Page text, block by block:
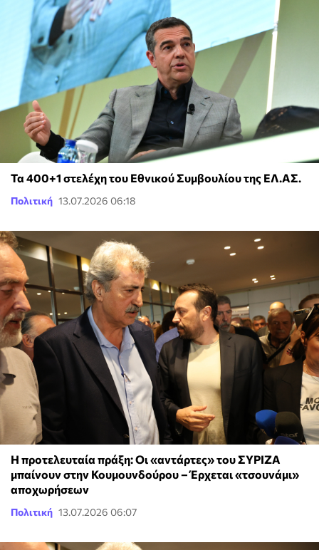
Τα 400+1 στελέχη του Εθνικού Συμβουλίου της ΕΛ.ΑΣ.
Πολιτική 13.07.2026 06:18
Η προτελευταία πράξη: Οι «αντάρτες» του ΣΥΡΙΖΑ
μπαίνουν στην Κουμουνδούρου – Έρχεται «τσουνάμι»
αποχωρήσεων
Πολιτική 13.07.2026 06:07